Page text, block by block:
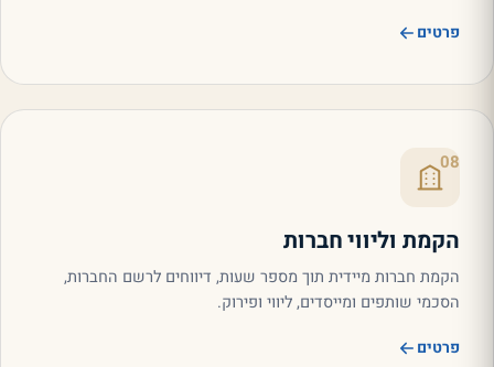
פרטים
08
הקמת וליווי חברות
הקמת חברות מיידית תוך מספר שעות, דיווחים לרשם החברות,
הסכמי שותפים ומייסדים, ליווי ופירוק.
פרטים